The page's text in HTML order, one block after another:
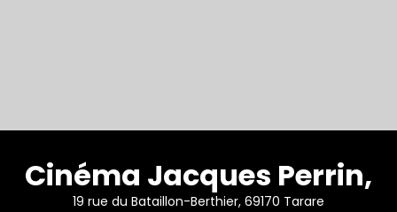
Cinéma Jacques Perrin,
19 rue du Bataillon-Berthier, 69170 Tarare